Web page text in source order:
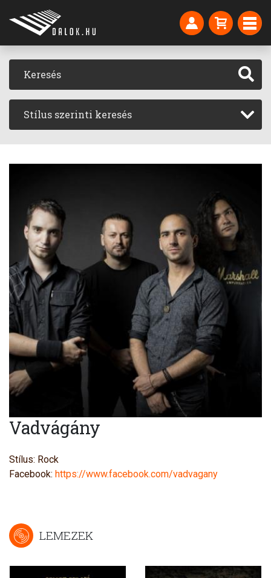
Stílus szerinti keresés
Vadvágány
Stílus: Rock
Facebook: https://www.facebook.com/vadvagany
LEMEZEK